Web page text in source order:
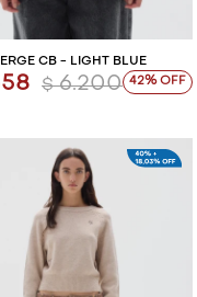
CB - LIGHT BLUE
$ 6.200 42